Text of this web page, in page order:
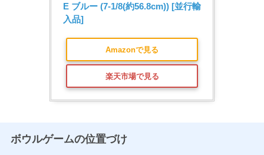
E ブルー (7-1/8(約56.8cm)) [並行輸
入品]
Amazonで見る
楽天市場で見る
ボウルゲームの位置づけ